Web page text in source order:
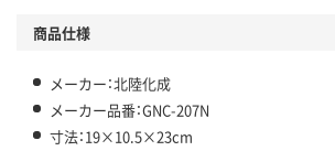
商品仕様
メーカー：北陸化成
メーカー品番：GNC-207N
寸法：19×10.5×23cm